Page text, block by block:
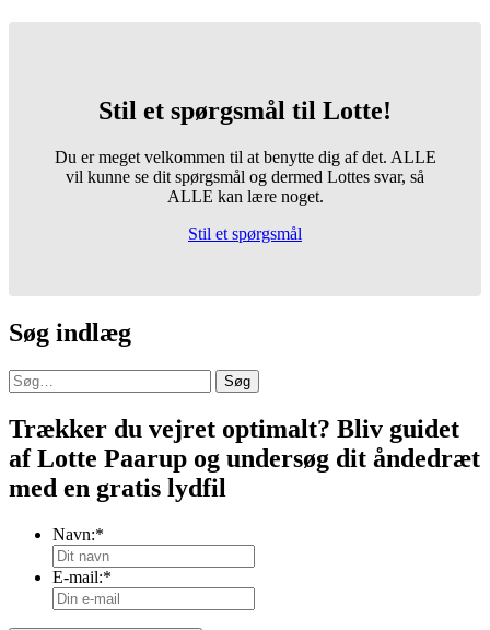
Stil et spørgsmål til Lotte!
Du er meget velkommen til at benytte dig af det. ALLE
vil kunne se dit spørgsmål og dermed Lottes svar, så
ALLE kan lære noget.
Stil et spørgsmål
Søg indlæg
Søg
Trækker du vejret optimalt? Bliv guidet
af Lotte Paarup og undersøg dit åndedræt
med en gratis lydfil
Navn:*
E-mail:*